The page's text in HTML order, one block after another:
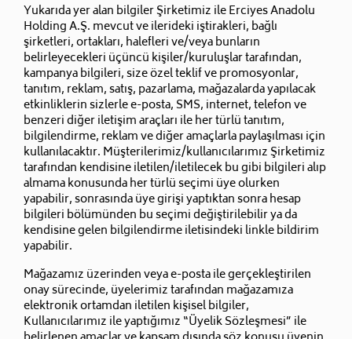
Yukarıda yer alan bilgiler Şirketimiz ile Erciyes Anadolu
Holding A.Ş. mevcut ve ilerideki iştirakleri, bağlı
şirketleri, ortakları, halefleri ve/veya bunların
belirleyecekleri üçüncü kişiler/kuruluşlar tarafından,
kampanya bilgileri, size özel teklif ve promosyonlar,
tanıtım, reklam, satış, pazarlama, mağazalarda yapılacak
etkinliklerin sizlerle e-posta, SMS, internet, telefon ve
benzeri diğer iletişim araçları ile her türlü tanıtım,
bilgilendirme, reklam ve diğer amaçlarla paylaşılması için
kullanılacaktır. Müşterilerimiz/kullanıcılarımız Şirketimiz
tarafından kendisine iletilen/iletilecek bu gibi bilgileri alıp
almama konusunda her türlü seçimi üye olurken
yapabilir, sonrasında üye girişi yaptıktan sonra hesap
bilgileri bölümünden bu seçimi değiştirilebilir ya da
kendisine gelen bilgilendirme iletisindeki linkle bildirim
yapabilir.
Mağazamız üzerinden veya e-posta ile gerçekleştirilen
onay sürecinde, üyelerimiz tarafından mağazamıza
elektronik ortamdan iletilen kişisel bilgiler,
Kullanıcılarımız ile yaptığımız “Üyelik Sözleşmesi” ile